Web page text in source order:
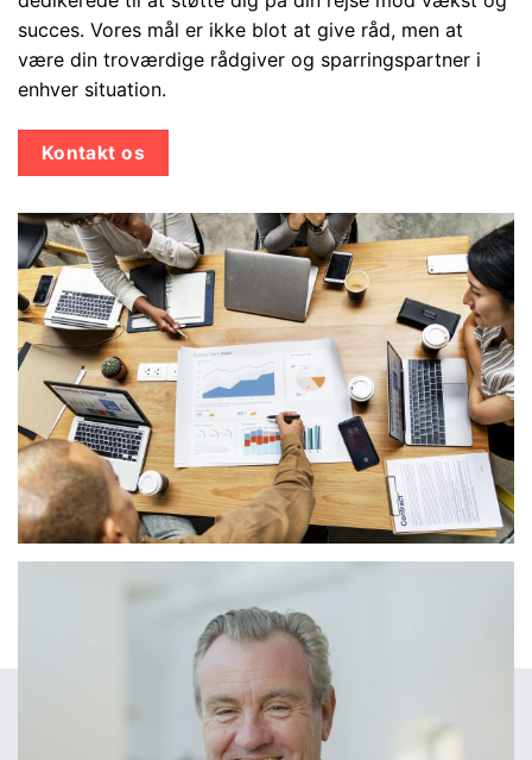
succes. Vores mål er ikke blot at give råd, men at
være din troværdige rådgiver og sparringspartner i
enhver situation.
Kontakt os